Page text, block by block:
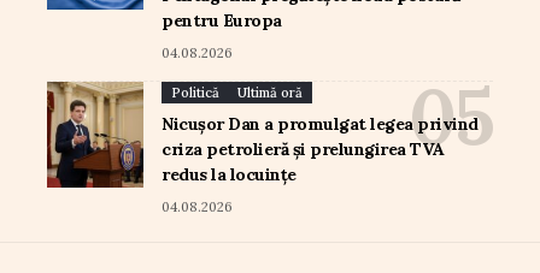
pentru Europa
04.08.2026
Politică Ultimă oră
Nicușor Dan a promulgat legea privind
criza petrolieră și prelungirea TVA
redus la locuințe
04.08.2026